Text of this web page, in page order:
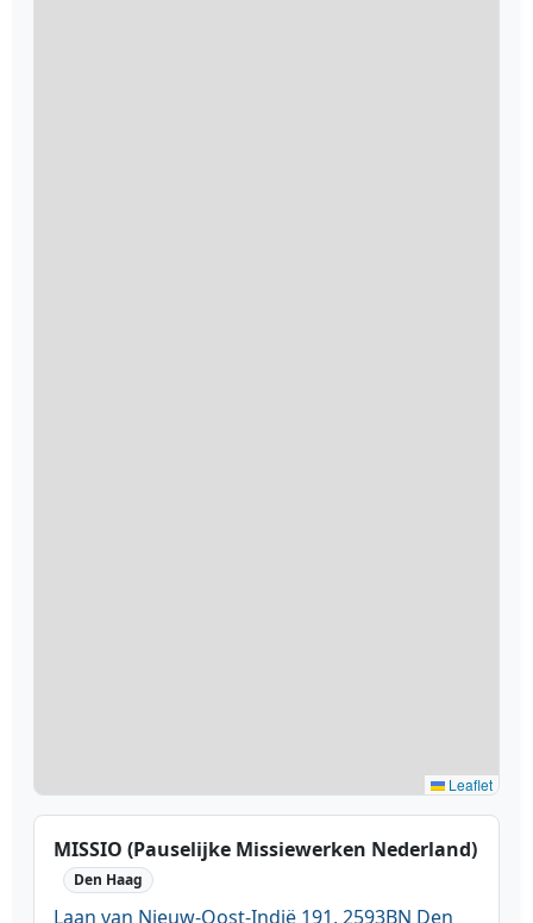
Leaflet
MISSIO (Pauselijke Missiewerken Nederland)
Den Haag
Laan van Nieuw-Oost-Indië 191, 2593BN Den